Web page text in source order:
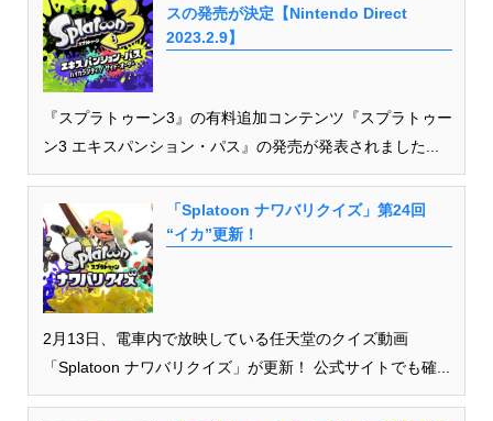
スの発売が決定【Nintendo Direct
2023.2.9】
『スプラトゥーン3』の有料追加コンテンツ『スプラトゥー
ン3 エキスパンション・パス』の発売が発表されました...
「Splatoon ナワバリクイズ」第24回
“イカ”更新！
2月13日、電車内で放映している任天堂のクイズ動画
「Splatoon ナワバリクイズ」が更新！ 公式サイトでも確...